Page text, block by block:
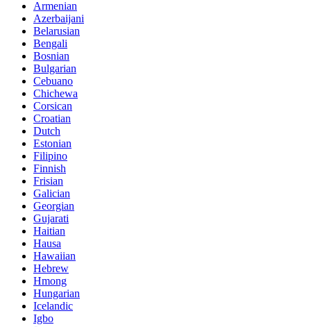
Armenian
Azerbaijani
Belarusian
Bengali
Bosnian
Bulgarian
Cebuano
Chichewa
Corsican
Croatian
Dutch
Estonian
Filipino
Finnish
Frisian
Galician
Georgian
Gujarati
Haitian
Hausa
Hawaiian
Hebrew
Hmong
Hungarian
Icelandic
Igbo